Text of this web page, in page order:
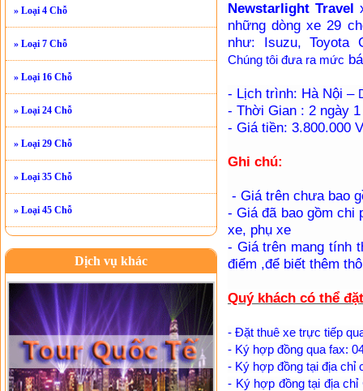
» Loại 4 Chỗ
» Loại 7 Chỗ
» Loại 16 Chỗ
» Loại 24 Chỗ
» Loại 29 Chỗ
» Loại 35 Chỗ
» Loại 45 Chỗ
Dịch vụ khác
Newstarlight Travel
những dòng xe 29
như: Isuzu, Toyota
Chúng tôi đưa ra mức
- Lịch trình: Hà Nội –
- Thời Gian : 2 ngày
- Giá tiền: 3.800.000
Ghi chú:
- Giá trên chưa bao
- Giá đã bao gồm chi
xe, phụ xe
- Giá trên mang tính
điểm ,để biết thêm
Quý khách có thể đặt
- Đặt thuê xe trực tiếp
- Ký hợp đồng qua fax:
- Ký hợp đồng tại địa chỉ
- Ký hợp đồng tại địa